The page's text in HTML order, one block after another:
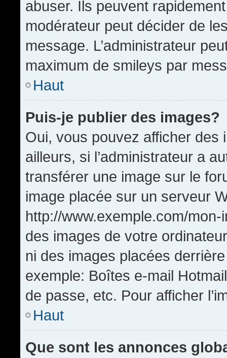
abuser. Ils peuvent
modérateur peut décider de
message. L’administrateur
maximum de smileys par
Haut
Puis-je publier des images?
Oui, vous pouvez afficher
ailleurs, si l’administrateur a
transférer une image sur le
image placée sur un serveur
http://www.exemple.com/
des images de votre
ni des images placées
exemple: Boîtes e-mail
de passe, etc. Pour afficher
Haut
Que sont les annonces